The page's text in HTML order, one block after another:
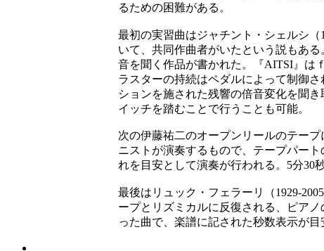
るための困難がある。
最初の実習曲はジャチント・シェルシ（
いて、共同作曲者がいたという説もあ
音を聞く作品が書かれた。
『AITSI 』 は
ラスターの持続はペダルによって制御
ションを施された残響の倍音変化を聞
イッチを踏むことで行うことも可能。
次の伊藤祐二のオープンリールのテー
ニストが演奏するもので、テープパー
れを目安として演奏が行われる。 5分30
最後はリュック・フェラーリ（1929-2005
ープとリズミカルに反復される、ピア
った曲で、楽譜に記された秒数表示が